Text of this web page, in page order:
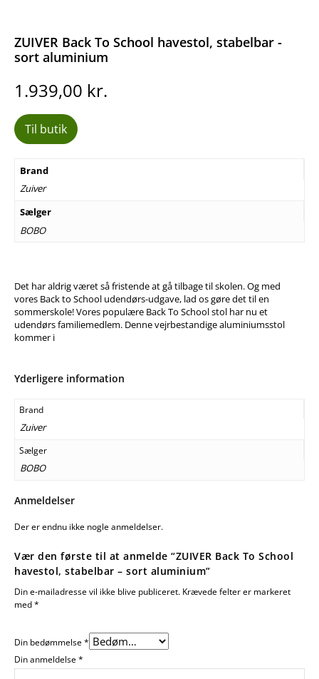
ZUIVER Back To School havestol, stabelbar -
sort aluminium
1.939,00 kr.
Til butik
Brand
Zuiver
Sælger
BOBO
Det har aldrig været så fristende at gå tilbage til skolen. Og med
vores Back to School udendørs-udgave, lad os gøre det til en
sommerskole! Vores populære Back To School stol har nu et
udendørs familiemedlem. Denne vejrbestandige aluminiumsstol
kommer i
Yderligere information
Brand
Zuiver
Sælger
BOBO
Anmeldelser
Der er endnu ikke nogle anmeldelser.
Vær den første til at anmelde “ZUIVER Back To School
havestol, stabelbar – sort aluminium”
Din e-mailadresse vil ikke blive publiceret. Krævede felter er markeret
med*
Din bedømmelse*
Din anmeldelse*